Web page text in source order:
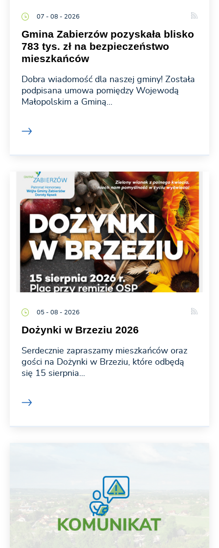
07 - 08 - 2026
Gmina Zabierzów pozyskała blisko
783 tys. zł na bezpieczeństwo
mieszkańców
Dobra wiadomość dla naszej gminy! Została
podpisana umowa pomiędzy Wojewodą
Małopolskim a Gminą...
05 - 08 - 2026
Dożynki w Brzeziu 2026
Serdecznie zapraszamy mieszkańców oraz
gości na Dożynki w Brzeziu, które odbędą
się 15 sierpnia...